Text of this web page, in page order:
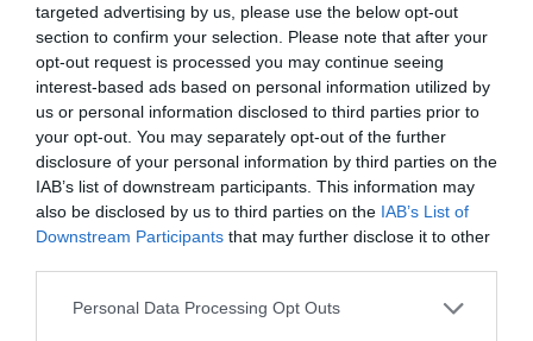
targeted advertising by us, please use the below opt-out
section to confirm your selection. Please note that after your
opt-out request is processed you may continue seeing
interest-based ads based on personal information utilized by
us or personal information disclosed to third parties prior to
your opt-out. You may separately opt-out of the further
disclosure of your personal information by third parties on the
IAB’s list of downstream participants. This information may
also be disclosed by us to third parties on the IAB’s List of
Downstream Participants that may further disclose it to other
Personal Data Processing Opt Outs
Φαντασιακό ως
Πραγματικότητα